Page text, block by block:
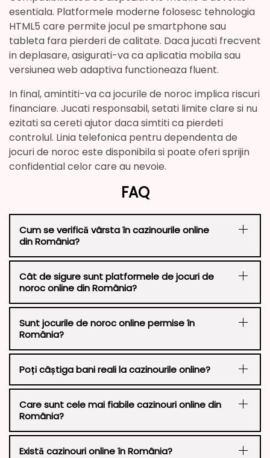
esentiala. Platformele moderne folosesc tehnologia
HTML5 care permite jocul pe smartphone sau
tableta fara pierderi de calitate. Daca jucati frecvent
in deplasare, asigurati-va ca aplicatia mobila sau
versiunea web adaptiva functioneaza fluent.
In final, amintiti-va ca jocurile de noroc implica riscuri
financiare. Jucati responsabil, setati limite clare si nu
ezitati sa cereti ajutor daca simtiti ca pierdeti
controlul. Linia telefonica pentru dependenta de
jocuri de noroc este disponibila si poate oferi sprijin
confidential celor care au nevoie.
FAQ
Cum se verifică vârsta în cazinourile online
din România?
Cât de sigure sunt platformele de jocuri de
noroc online din România?
Sunt jocurile de noroc online permise în
România?
Poți câștiga bani reali la cazinourile online?
Care sunt cele mai fiabile cazinouri online din
România?
Există cazinouri online în România?